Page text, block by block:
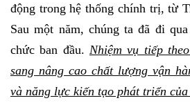
động trong hệ thống chính trị, từ
Sau một năm, chúng ta đã đi
chức ban đầu. Nhiệm vụ tiếp
sang nâng cao chất lượng vận
và năng lực kiến tạo phát triển